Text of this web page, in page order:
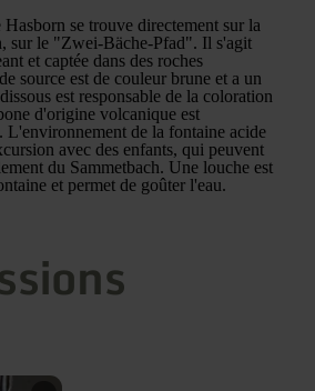
se trouve directement sur la
sur le "Zwei-Bäche-Pfad". Il s'agit
et captée dans des roches
source est de couleur brune et a un
est responsable de la coloration
d'origine volcanique est
L'environnement de la fontaine acide
avec des enfants, qui peuvent
du Sammetbach. Une louche est
et permet de goûter l'eau.